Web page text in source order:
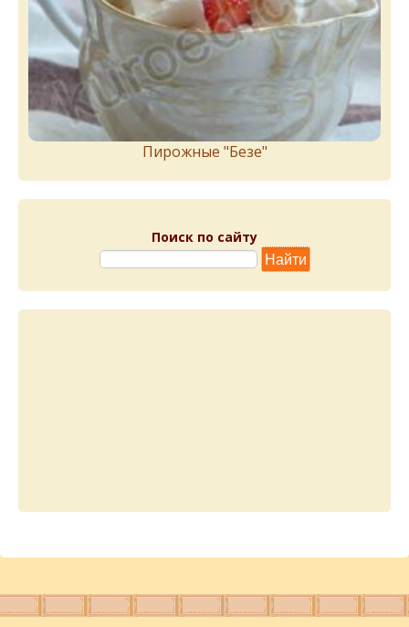
Пирожныe "Бeзe"
Поиск по сайту